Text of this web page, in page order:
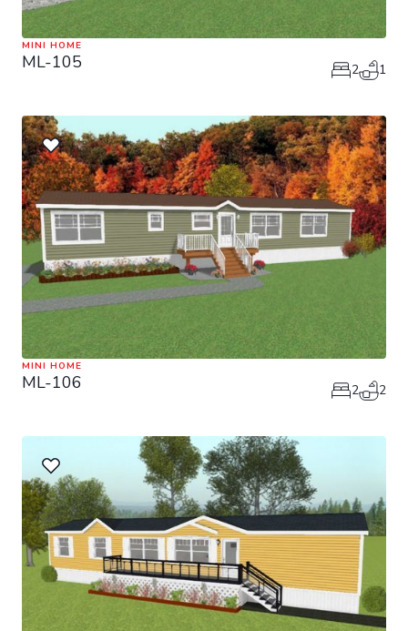
MINI HOME
ML-105 2 1
MINI HOME
ML-106 2 2